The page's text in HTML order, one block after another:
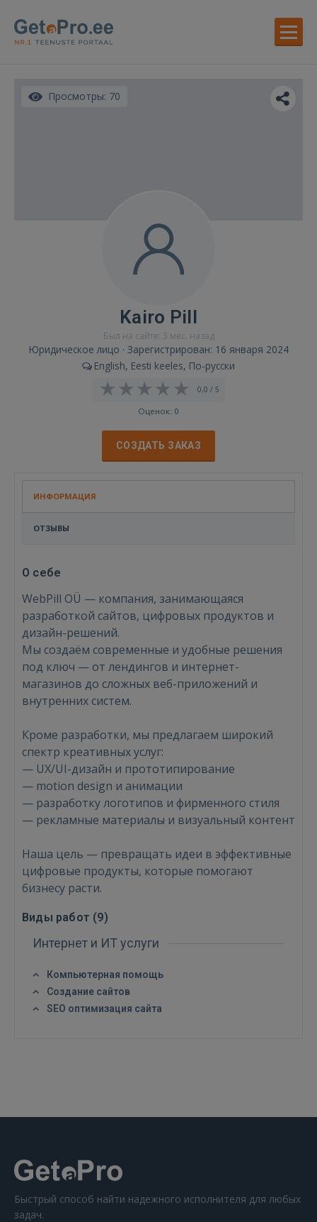
 Sign in with Apple
Просмотры: 70
Kairo Pill
Был на сайте: 3 мес. назад
Юридическое лицо · Зарегистрирован: 16 января 2024
English, Eesti keeles, По-русски
0,0 / 5
Оценок: 0
СОЗДАТЬ ЗАКАЗ
ИНФОРМАЦИЯ
ОТЗЫВЫ
О себе
WebPill OÜ — компания, занимающаяся
разработкой сайтов, цифровых продуктов и
дизайн-решений.
Мы создаём современные и удобные решения
под ключ — от лендингов и интернет-
магазинов до сложных веб-приложений и
внутренних систем.
Кроме разработки, мы предлагаем широкий
спектр креативных услуг:
— UX/UI-дизайн и прототипирование
— motion design и анимации
— разработку логотипов и фирменного стиля
— рекламные материалы и визуальный контент
Наша цель — превращать идеи в эффективные
цифровые продукты, которые помогают
бизнесу расти.
Виды работ (9)
Интернет и ИТ услуги
Компьютерная помощь
Создание сайтов
SEO оптимизация сайта
Быстрый способ найти надежного исполнителя для любых
задач.